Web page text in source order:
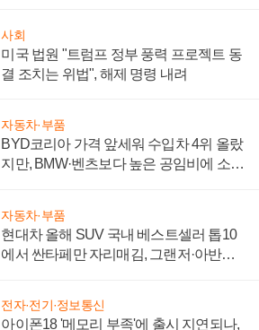
사회
미국 법원 "트럼프 정부 풍력 프로젝트 동
결 조치는 위법", 해제 명령 내려
자동차·부품
BYD코리아 가격 앞세워 수입차 4위 올랐
지만, BMW·벤츠보다 높은 공임비에 소비
자동차·부품
현대차 올해 SUV 국내 베스트셀러 톱10
에서 싼타페만 자리매김, 그랜저·아반떼
전자·전기·정보통신
아이폰18 '메모리 부족'에 출시 지연되나,